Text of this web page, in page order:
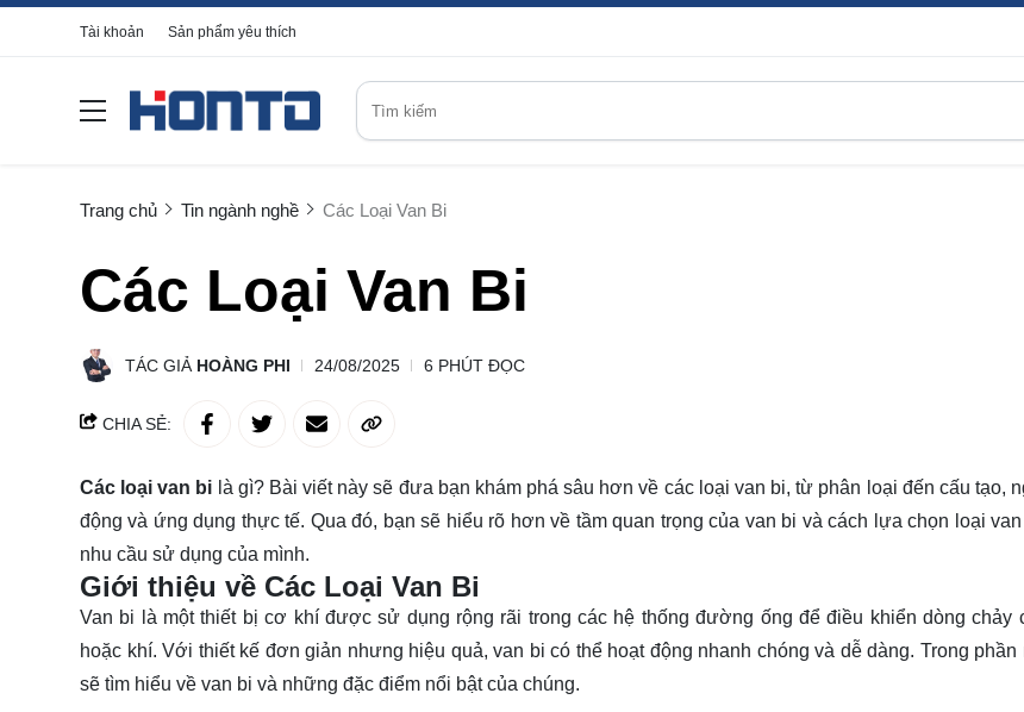
Tài khoản Sản phẩm yêu thích
Trang chủ Tin ngành nghề Các Loại Van Bi
Các Loại Van Bi
TÁC GIẢ HOÀNG PHI 24/08/2025 6 PHÚT ĐỌC
CHIA SẺ:
Các loại van bi là gì? Bài viết này sẽ đưa bạn khám phá sâu hơn về các loại van bi, từ phân loại đến cấu tạo,
động và ứng dụng thực tế. Qua đó, bạn sẽ hiểu rõ hơn về tầm quan trọng của van bi và cách lựa chọn loại
nhu cầu sử dụng của mình.
Giới thiệu về Các Loại Van Bi
Van bi là một thiết bị cơ khí được sử dụng rộng rãi trong các hệ thống đường ống để điều khiển dòng chảy
hoặc khí. Với thiết kế đơn giản nhưng hiệu quả, van bi có thể hoạt động nhanh chóng và dễ dàng. Trong phần
sẽ tìm hiểu về van bi và những đặc điểm nổi bật của chúng.